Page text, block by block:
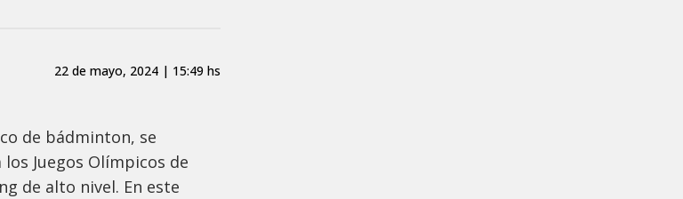
22 de mayo, 2024 | 15:49 hs
de bádminton, se
Juegos Olímpicos de
de alto nivel. En este